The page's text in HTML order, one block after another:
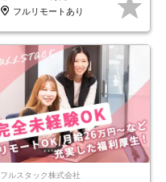
フルリモートあり
フルスタック株式会社